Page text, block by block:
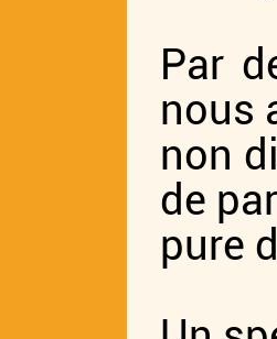
Par
nous
non
de
pure